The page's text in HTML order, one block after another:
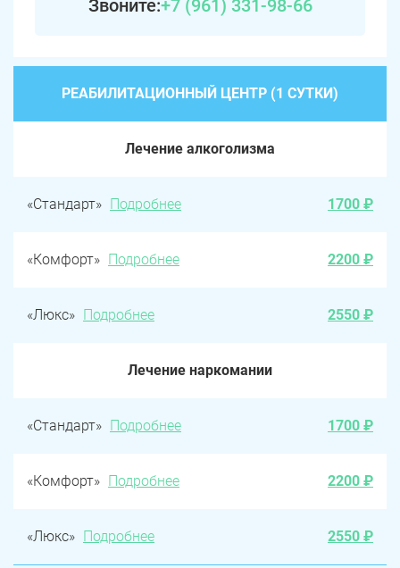
Звоните:+7 (961) 331-98-66
РЕАБИЛИТАЦИОННЫЙ ЦЕНТР (1 СУТКИ)
Лечение алкоголизма
«Стандарт» Подробнее 1700 ₽
«Комфорт» Подробнее 2200 ₽
«Люкс» Подробнее 2550 ₽
Лечение наркомании
«Стандарт» Подробнее 1700 ₽
«Комфорт» Подробнее 2200 ₽
«Люкс» Подробнее 2550 ₽